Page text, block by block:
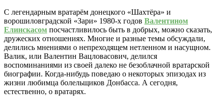
С легендарным вратарём донецкого «Шахтёра» и
ворошиловградской «Зари» 1980-х годов Валентином
Елинскасом посчастливилось быть в добрых, можно сказать,
дружеских отношениях. Многие и разные темы обсуждали,
делились мнениями о непреходящем нетленном и насущном.
Валик, или Валентин Вацловасович, делился
воспоминаниями из своей далеко не безоблачной вратарской
биографии. Когда-нибудь поведаю о некоторых эпизодах из
жизни любимца болельщиков Донбасса. А сегодня,
естественно, о вратарях.